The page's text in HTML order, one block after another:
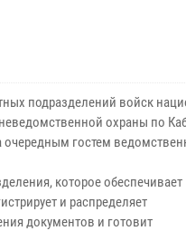
подразделений войск
охраны по
очередным гостем
которое обеспечивает
и распределяет
документов и готовит